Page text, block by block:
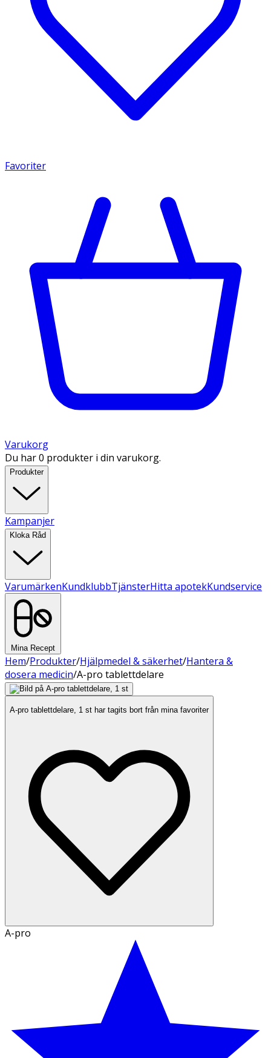
Favoriter
Varukorg
Du har 0 produkter i din varukorg.
Produkter
Kampanjer
Kloka Råd
VarumärkenKundklubbTjänsterHitta apotekKundservice
Mina Recept
Hem/Produkter/Hjälpmedel & säkerhet/Hantera &
dosera medicin/A-pro tablettdelare
A-pro tablettdelare, 1 st har tagits bort från mina favoriter
A-pro